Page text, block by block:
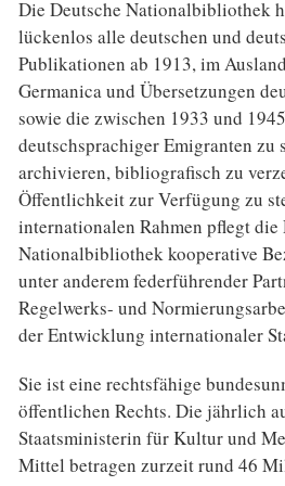
Die Deutsche Nationalbibliothek
lückenlos alle deutschen und
Publikationen ab 1913, im
Germanica und Übersetzungen
sowie die zwischen 1933 und
deutschsprachiger Emigranten zu
archivieren, bibliografisch zu
Öffentlichkeit zur Verfügung zu
internationalen Rahmen pflegt die
Nationalbibliothek kooperative
unter anderem federführender
Regelwerks- und
der Entwicklung internationaler
Sie ist eine rechtsfähige
öffentlichen Rechts. Die jährlich
Staatsministerin für Kultur und
Mittel betragen zurzeit rund 46